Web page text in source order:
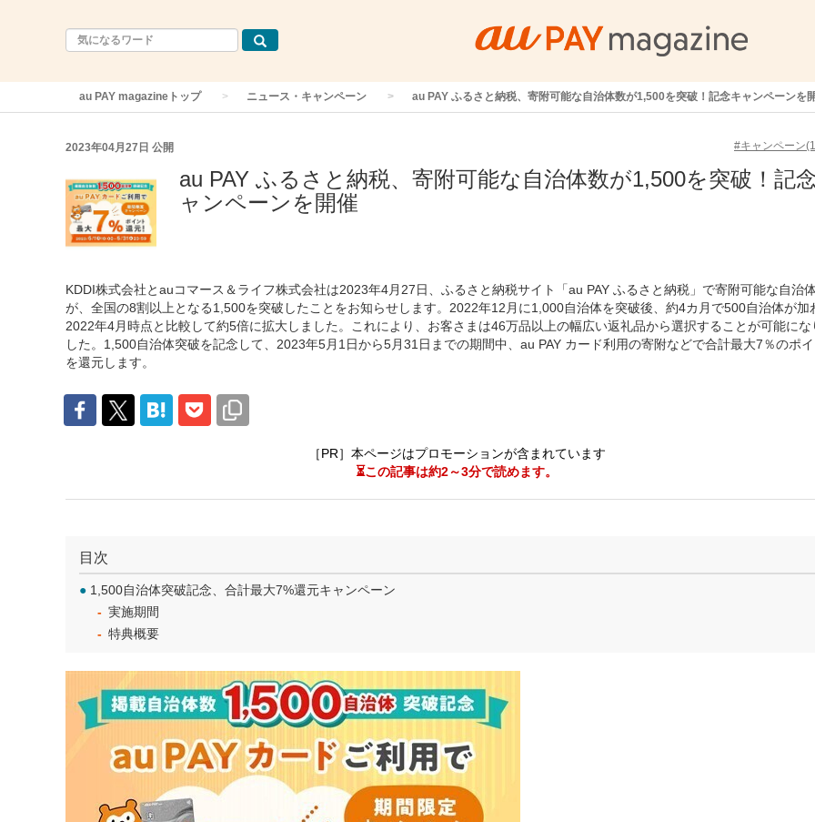
au PAY magazineトップ ニュース・キャンペーン au PAY ふるさと納税、寄附可能な自治体数が1,500を突破！記念キャンペーンを
2023年04月27日 公開 #キャンペーン
au PAY ふるさと納税、寄附可能な自治体数が1,500を突破！記
ャンペーンを開催
KDDI株式会社とauコマース＆ライフ株式会社は2023年4月27日、ふるさと納税サイト「au PAY ふるさと納税」で寄附可能な自治
が、全国の8割以上となる1,500を突破したことをお知らせします。2022年12月に1,000自治体を突破後、約4カ月で500自治体が加
2022年4月時点と比較して約5倍に拡大しました。これにより、お客さまは46万品以上の幅広い返礼品から選択することが可能にな
した。1,500自治体突破を記念して、2023年5月1日から5月31日までの期間中、au PAY カード利用の寄附などで合計最大7％のポイ
を還元します。
［PR］本ページはプロモーションが含まれています
⏳この記事は約2～3分で読めます。
目次
● 1,500自治体突破記念、合計最大7%還元キャンペーン
実施期間
特典概要